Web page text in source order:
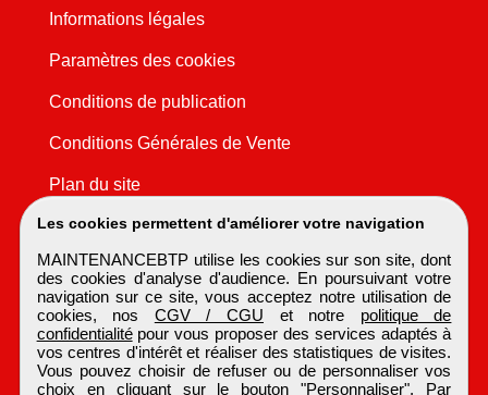
Les cookies permettent d'améliorer votre navigation
MAINTENANCEBTP utilise les cookies sur son site, dont
des cookies d'analyse d'audience. En poursuivant votre
navigation sur ce site, vous acceptez notre utilisation de
cookies, nos CGV / CGU et notre politique de
confidentialitépour vous proposer des services adaptés à
vos centres d'intérêt et réaliser des statistiques de visites.
Vous pouvez choisir de refuser ou de personnaliser vos
choix en cliquant sur le bouton "Personnaliser". Par
Informations légales
Paramètres des cookies
Conditions de publication
Conditions Générales de Vente
Plan du site